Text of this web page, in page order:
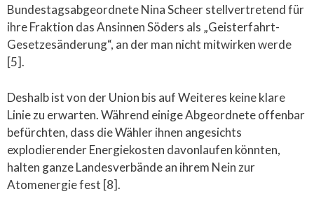
Bundestagsabgeordnete Nina Scheer stellvertretend für
ihre Fraktion das Ansinnen Söders als „Geisterfahrt-
Gesetzesänderung“, an der man nicht mitwirken werde
[5].
Deshalb ist von der Union bis auf Weiteres keine klare
Linie zu erwarten. Während einige Abgeordnete offenbar
befürchten, dass die Wähler ihnen angesichts
explodierender Energiekosten davonlaufen könnten,
halten ganze Landesverbände an ihrem Nein zur
Atomenergie fest [8].